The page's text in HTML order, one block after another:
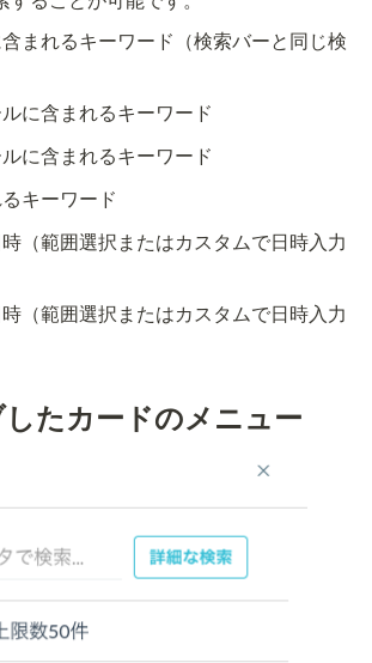
まれるキーワード（検索バーと同じ検
に含まれるキーワード
に含まれるキーワード
キーワード
（範囲選択またはカスタムで日時入力
（範囲選択またはカスタムで日時入力
たカードのメニュー